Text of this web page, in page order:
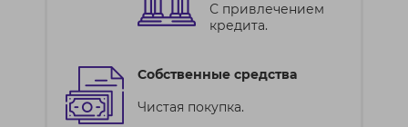
С привлечением
кредита.
Собственные средства
Чистая покупка.